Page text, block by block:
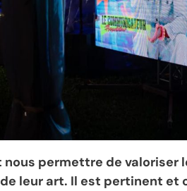
nous permettre de
leur art. Il est pertinent et